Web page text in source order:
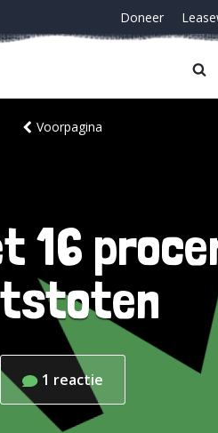
Doneer
Voorpagina
16
1 reactie